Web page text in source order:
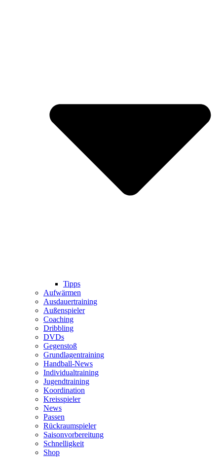
Tipps
Aufwärmen
Ausdauertraining
Außenspieler
Coaching
Dribbling
DVDs
Gegenstoß
Grundlagentraining
Handball-News
Individualtraining
Jugendtraining
Koordination
Kreisspieler
News
Passen
Rückraumspieler
Saisonvorbereitung
Schnelligkeit
Shop